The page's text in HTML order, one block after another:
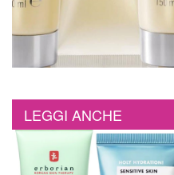
LEGGI ANCHE